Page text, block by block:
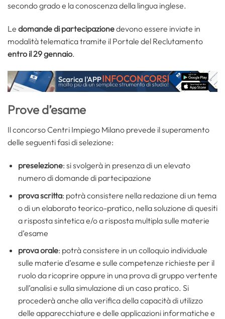
secondo grado e la conoscenza della lingua inglese.
Le domande di partecipazionedevono essere inviate in
modalità telematica tramite il Portale del Reclutamento
entro il 29 gennaio.
Prove d’esame
Il concorso Centri Impiego Milano prevede il superamento
delle seguenti fasi di selezione:
preselezione: si svolgerà in presenza di un elevato
numero di domande di partecipazione
prova scritta: potrà consistere nella redazione di un tema
o di un elaborato teorico-pratico, nella soluzione di quesiti
a risposta sintetica e/o a risposta multipla sulle materie
d’esame
prova orale: potrà consistere in un colloquio individuale
sulle materie d’esame e sulle competenze richieste per il
ruolo da ricoprire oppure in una prova di gruppo vertente
sull’analisi e sulla simulazione di un caso pratico. Si
procederà anche alla verifica della capacità di utilizzo
delle apparecchiature e delle applicazioni informatiche e